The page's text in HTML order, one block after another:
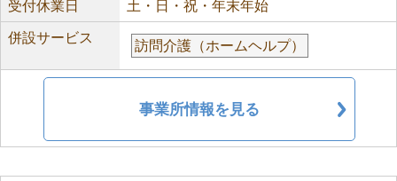
受付休業日 土・日・祝・年末年始
併設サービス
訪問介護（ホームヘルプ）
事業所情報を見る